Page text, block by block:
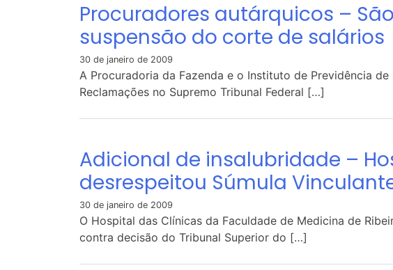
Procuradores autárquicos –
suspensão do corte de salários
30 de janeiro de 2009
A Procuradoria da Fazenda e o Instituto de Previdência
Reclamações no Supremo Tribunal Federal […]
Adicional de insalubridade –
desrespeitou Súmula
30 de janeiro de 2009
O Hospital das Clínicas da Faculdade de Medicina de
contra decisão do Tribunal Superior do […]